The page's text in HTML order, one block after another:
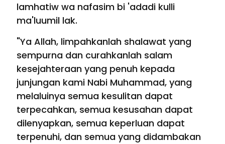
lamhatiw wa nafasim bi 'adadi kulli
ma'luumil lak.
"Ya Allah, limpahkanlah shalawat yang
sempurna dan curahkanlah salam
kesejahteraan yang penuh kepada
junjungan kami Nabi Muhammad, yang
melaluinya semua kesulitan dapat
terpecahkan, semua kesusahan dapat
dilenyapkan, semua keperluan dapat
terpenuhi, dan semua yang didambakan